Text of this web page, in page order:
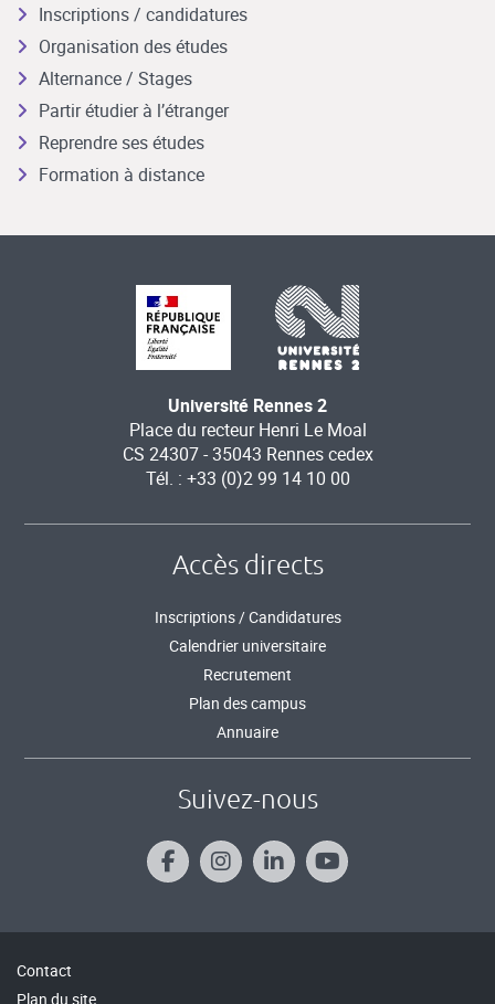
Inscriptions / candidatures
Organisation des études
Alternance / Stages
Partir étudier à l’étranger
Reprendre ses études
Formation à distance
Université Rennes 2
Place du recteur Henri Le Moal
CS 24307 - 35043 Rennes cedex
Tél. : +33 (0)2 99 14 10 00
Accès directs
Inscriptions / Candidatures
Calendrier universitaire
Recrutement
Plan des campus
Annuaire
Suivez-nous
Contact
Plan du site